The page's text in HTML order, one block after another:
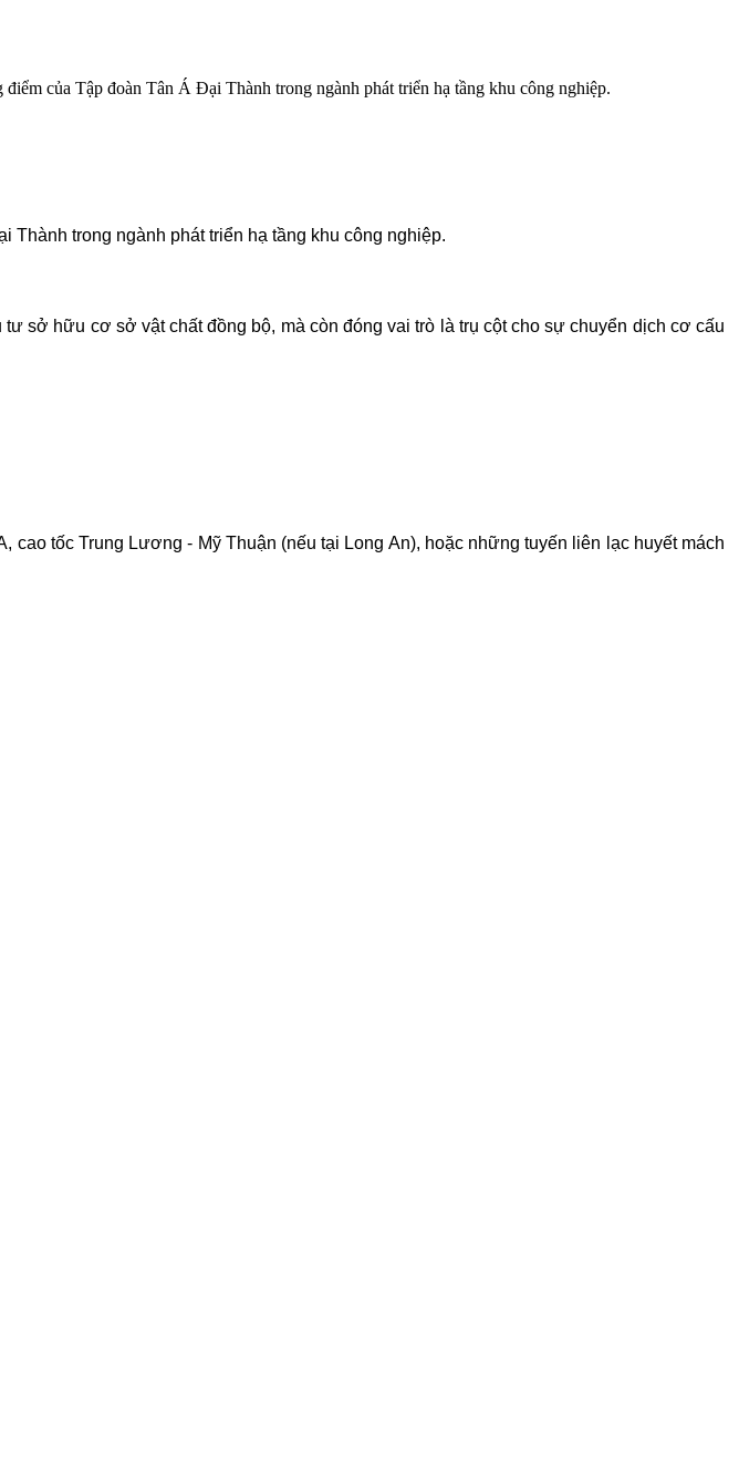
của Tập đoàn Tân Á Đại Thành trong ngành phát triển hạ tầng khu công nghiệp.
trong ngành phát triển hạ tầng khu công nghiệp.
sở hữu cơ sở vật chất đồng bộ, mà còn đóng vai trò là trụ cột cho sự chuyển dịch cơ cấu
tốc Trung Lương - Mỹ Thuận (nếu tại Long An), hoặc những tuyến liên lạc huyết mách